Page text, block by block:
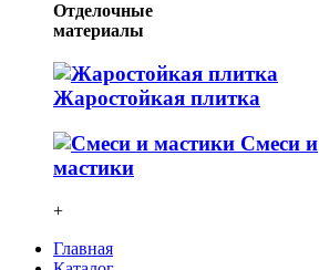
Отделочные
материалы
Жаростойкая плитка
Смеси и
мастики
+
Главная